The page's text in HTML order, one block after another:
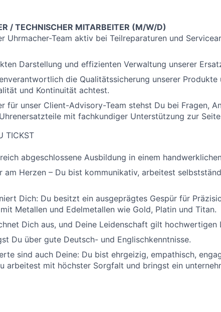
/ TECHNISCHER MITARBEITER (M/W/D)
Uhrmacher-Team aktiv bei Teilreparaturen und
Darstellung und effizienten Verwaltung unserer
die Qualitätssicherung unserer Produkte
und Kontinuität achtest.
für unser Client-Advisory-Team stehst Du bei Fragen,
mit fachkundiger Unterstützung zur Seite
TICKST
abgeschlossene Ausbildung in einem
am Herzen – Du bist kommunikativ, arbeitest
Dich: Du besitzt ein ausgeprägtes Gespür für
Metallen und Edelmetallen wie Gold, Platin und Titan.
Dich aus, und Deine Leidenschaft gilt hochwertigen
Du über gute Deutsch- und Englischkenntnisse.
sind auch Deine: Du bist ehrgeizig, empathisch,
arbeitest mit höchster Sorgfalt und bringst ein